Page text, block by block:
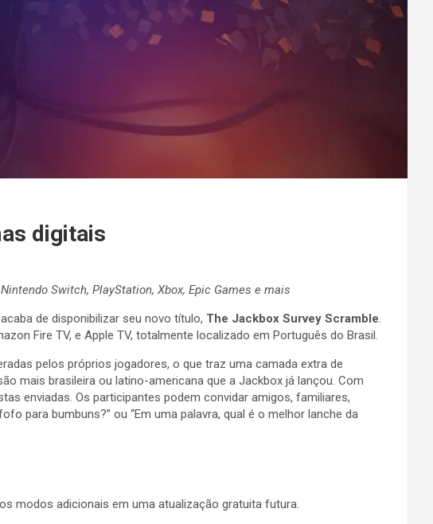
digitais
Switch, PlayStation, Xbox, Epic Games e mais
de disponibilizar seu novo título, The Jackbox Survey Scramble.
Fire TV, e Apple TV, totalmente localizado em Português do Brasil.
pelos próprios jogadores, o que traz uma camada extra de
mais brasileira ou latino-americana que a Jackbox já lançou. Com
enviadas. Os participantes podem convidar amigos, familiares,
para bumbuns?” ou “Em uma palavra, qual é o melhor lanche da
modos adicionais em uma atualização gratuita futura.